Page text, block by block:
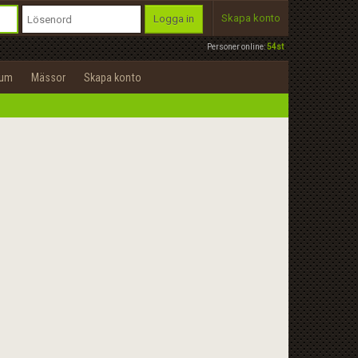
Personer online:54st
Logga in Skapa konto
Mässor Skapa konto